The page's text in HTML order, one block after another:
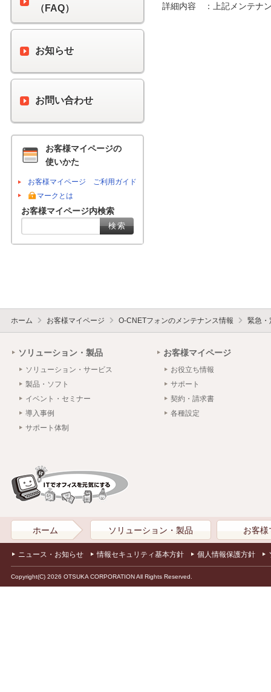
詳細内容　：上記メンテナ
（FAQ）
お知らせ
お問い合わせ
お客様マイページの
使いかた
お客様マイページ ご利用ガイド
マークとは
お客様マイページ内検索
ホーム お客様マイページ O-CNETフォンのメンテナンス情報 緊急・
ソリューション・製品
ソリューション・サービス
製品・ソフト
イベント・セミナー
導入事例
サポート体制
お客様マイページ
お役立ち情報
サポート
契約・請求書
各種設定
ホーム ソリューション・製品 お客様
ニュース・お知らせ 情報セキュリティ基本方針 個人情報保護方針
Copyright(C) 2026 OTSUKA CORPORATION All Rights Reserved.